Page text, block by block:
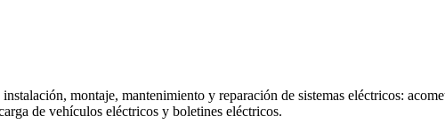
montaje, mantenimiento y reparación de sistemas eléctricos:
de vehículos eléctricos y boletines eléctricos.